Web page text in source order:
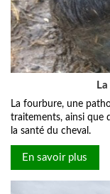
La fourbure, une
traitements, ainsi que
la santé du cheval.
En savoir plus